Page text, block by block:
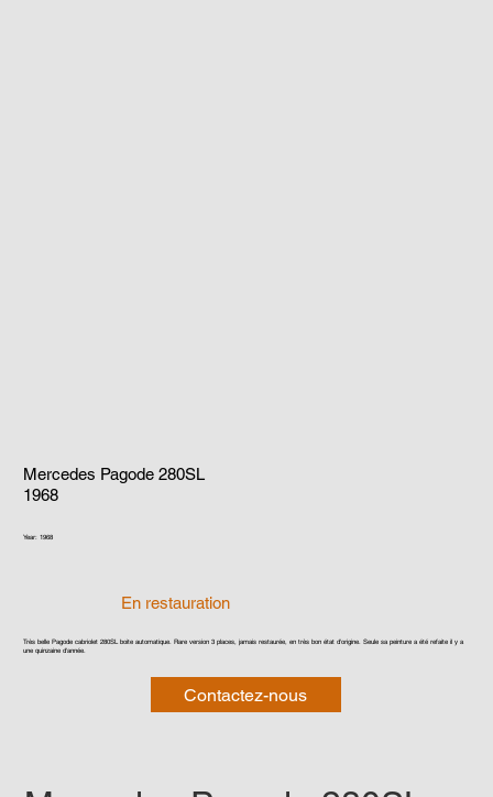
Très belle Pagode cabriolet 280SL boite automatique. Rare version 3 places, jamais restaurée, en très bon état d'origine. Seule sa peinture a été refaite il y a
une quinzaine d'année.
Contactez-nous
Mercedes Pagode 280SL
1968
Year: 1968
En restauration